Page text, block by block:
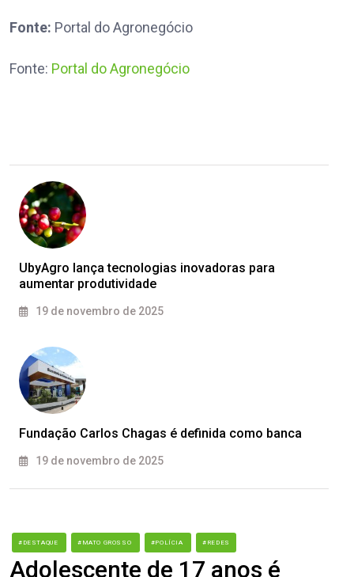
Fonte: Portal do Agronegócio
Fonte: Portal do Agronegócio
UbyAgro lança tecnologias inovadoras para
aumentar produtividade
19 de novembro de 2025
Fundação Carlos Chagas é definida como banca
19 de novembro de 2025
#DESTAQUE #MATO GROSSO #POLÍCIA #REDES
Adolescente de 17 anos é